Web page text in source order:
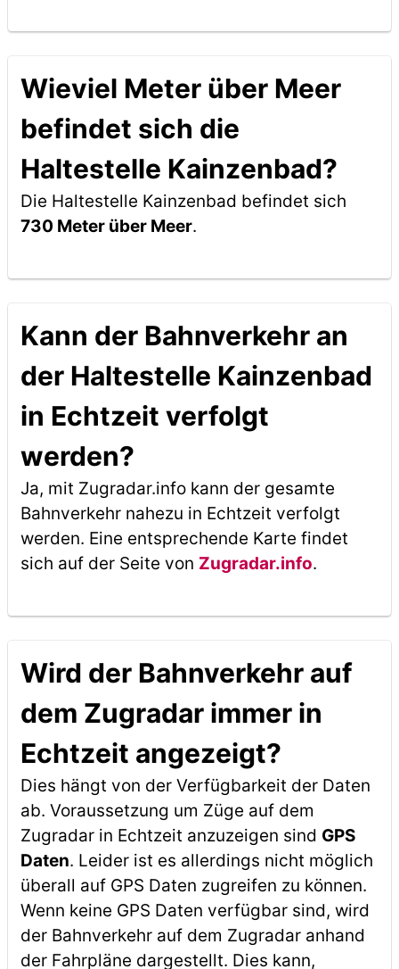
Wieviel Meter über Meer
befindet sich die
Haltestelle Kainzenbad?
Die Haltestelle Kainzenbad befindet sich
730 Meter über Meer.
Kann der Bahnverkehr an
der Haltestelle Kainzenbad
in Echtzeit verfolgt
werden?
Ja, mit Zugradar.info kann der gesamte
Bahnverkehr nahezu in Echtzeit verfolgt
werden. Eine entsprechende Karte findet
sich auf der Seite von Zugradar.info.
Wird der Bahnverkehr auf
dem Zugradar immer in
Echtzeit angezeigt?
Dies hängt von der Verfügbarkeit der Daten
ab. Voraussetzung um Züge auf dem
Zugradar in Echtzeit anzuzeigen sind GPS
Daten. Leider ist es allerdings nicht möglich
überall auf GPS Daten zugreifen zu können.
Wenn keine GPS Daten verfügbar sind, wird
der Bahnverkehr auf dem Zugradar anhand
der Fahrpläne dargestellt. Dies kann,